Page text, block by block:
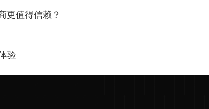
更值得信赖？
验